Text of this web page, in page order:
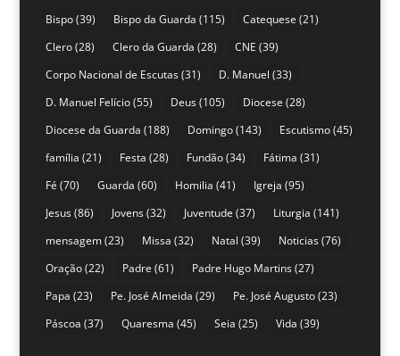
Bispo(39) Bispo da Guarda (115) Catequese (21)
Clero(28) Clero da Guarda (28) CNE (39)
Corpo Nacional de Escutas(31) D. Manuel (33)
D. Manuel Felício(55) Deus(105) Diocese (28)
Diocese da Guarda (188) Domingo(143) Escutismo(45)
família (21) Festa (28) Fundão(34) Fátima (31)
Fé (70) Guarda (60) Homilia (41) Igreja (95)
Jesus(86) Jovens(32) Juventude (37) Liturgia (141)
mensagem(23) Missa (32) Natal (39) Noticias(76)
Oração(22) Padre (61) Padre Hugo Martins(27)
Papa (23) Pe. José Almeida (29) Pe. José Augusto(23)
Páscoa (37) Quaresma (45) Seia (25) Vida (39)